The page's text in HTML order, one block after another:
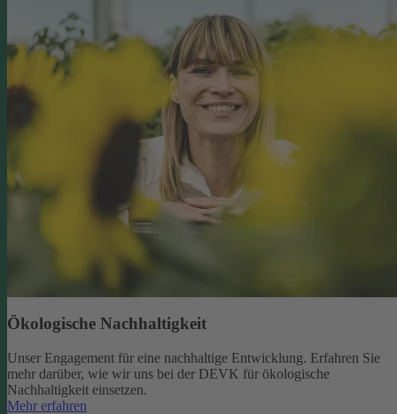
Ökologische Nachhaltigkeit
Unser Engagement für eine nachhaltige Entwicklung. Erfahren Sie
mehr darüber, wie wir uns bei der DEVK für ökologische
Nachhaltigkeit einsetzen.
Mehr erfahren